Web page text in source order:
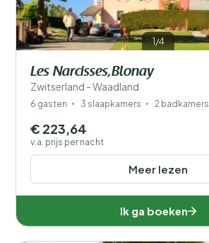
Voorzieningen
Wellness 1/4
Les Narcisses,Blonay
Zwitserland - Waadland
6 gasten 3 slaapkamers 2 badkamers
Meer lezen
€ 223,64
v.a. prijs per nacht
Ik ga boeken